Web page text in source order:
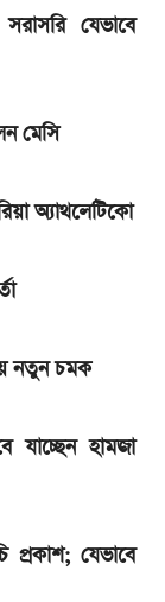
যেভাবে
মেসি
অ্যাথলেটিকো
নতুন চমক
যাচ্ছেন হামজা
প্রকাশ; যেভাবে